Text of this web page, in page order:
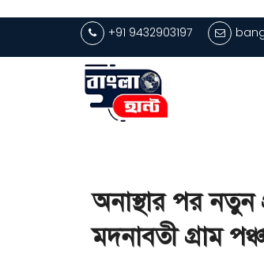
+91 9432903197
অনাস্থার পর নতুন
মদনাবতী গ্রাম